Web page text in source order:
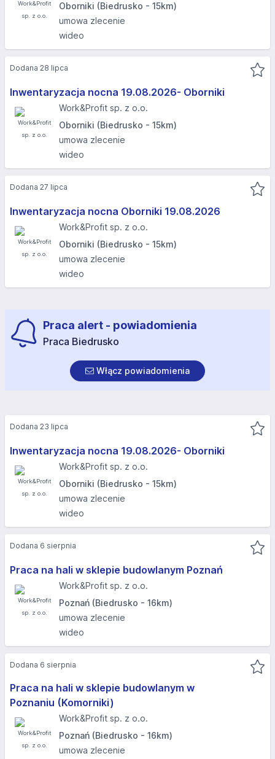
Oborniki (Biedrusko - 15km)
umowa zlecenie
wideo
Inwentaryzacja nocna 19.08.2026- Oborniki
Work&Profit sp. z o.o.
Oborniki (Biedrusko - 15km)
umowa zlecenie
wideo
Dodana 28 lipca
Inwentaryzacja nocna Oborniki 19.08.2026​
Work&Profit sp. z o.o.
Oborniki (Biedrusko - 15km)
umowa zlecenie
wideo
Dodana 27 lipca
Praca alert - powiadomienia
Praca Biedrusko
Włącz powiadomienia
Inwentaryzacja nocna 19.08.2026- Oborniki
Work&Profit sp. z o.o.
Oborniki (Biedrusko - 15km)
umowa zlecenie
wideo
Dodana 23 lipca
Praca na hali w sklepie budowlanym Poznań
Work&Profit sp. z o.o.
Poznań (Biedrusko - 16km)
umowa zlecenie
wideo
Dodana 6 sierpnia
Praca na hali w sklepie budowlanym w
Poznaniu (Komorniki)​
Work&Profit sp. z o.o.
Poznań (Biedrusko - 16km)
umowa zlecenie
Dodana 6 sierpnia